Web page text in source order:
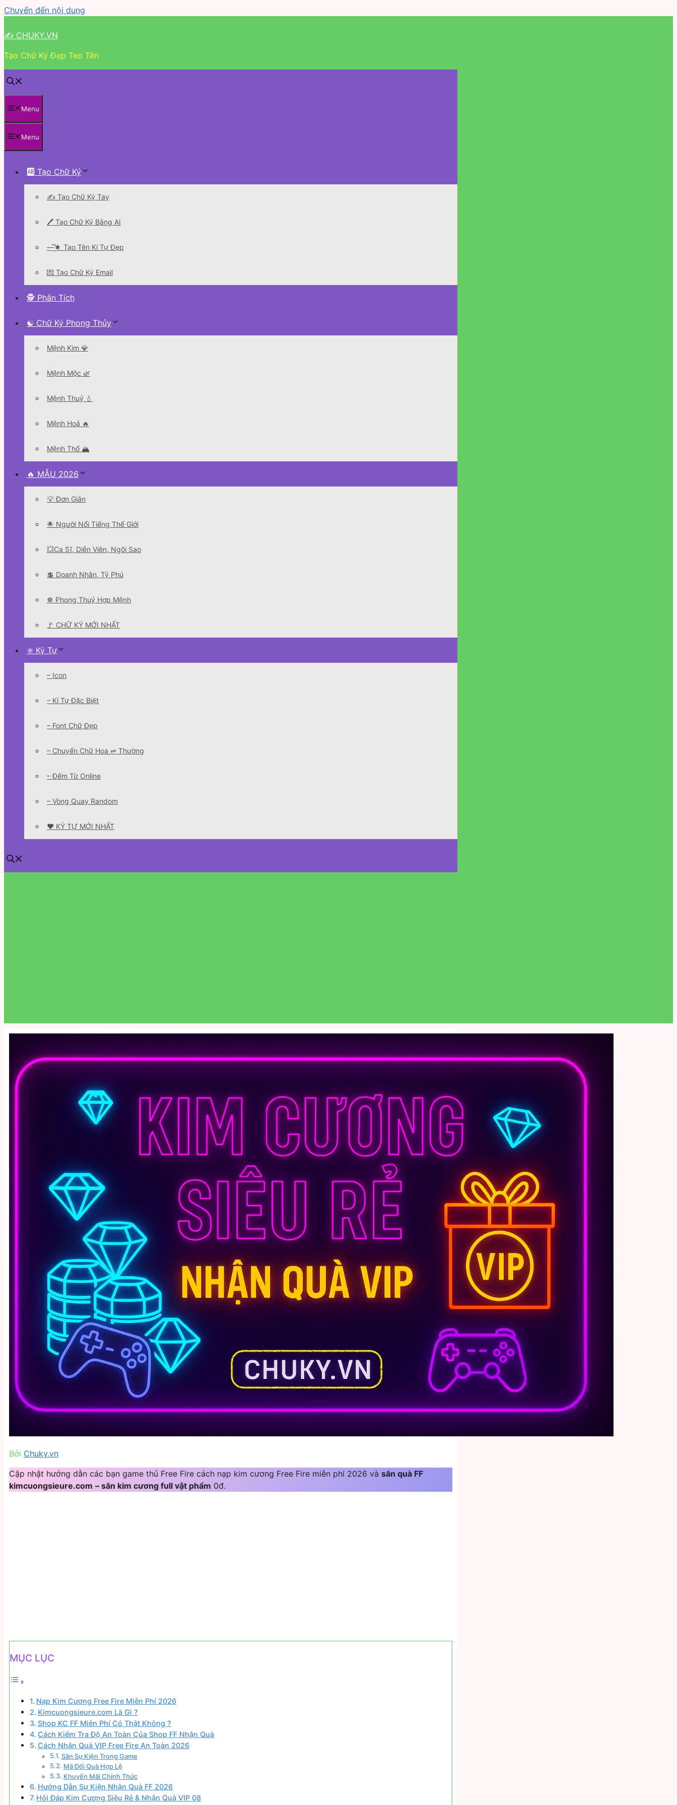
Chuyển đến nội dung
✍ CHUKY.VN
Tạo Chữ Ký Đẹp Teo Tên
Menu
Menu
🆎 Tạo Chữ Ký
✍️ Tạo Chữ Ký Tay
🖊 Tạo Chữ Ký Bằng AI
—͟͞͞★ Tạo Tên Kí Tự Đẹp
💌 Tạo Chữ Ký Email
🕵 Phân Tích
☯ Chữ Ký Phong Thủy
Mệnh Kim 💎
Mệnh Mộc 🌿
Mệnh Thuỷ 💧
Mệnh Hoả 🔥
Mệnh Thổ 🏔️
🔥 MẪU 2026
💡 Đơn Giản
🌟 Người Nổi Tiếng Thế Giới
💥Ca Sĩ, Diễn Viên, Ngôi Sao
💲 Doanh Nhân, Tỷ Phú
☸️ Phong Thuỷ Hợp Mệnh
🚩 CHỮ KÝ MỚI NHẤT
✳️ Ký Tự
– Icon
– Kí Tự Đặc Biệt
– Font Chữ Đẹp
– Chuyển Chữ Hoa ⇌ Thường
– Đếm Từ Online
– Vòng Quay Random
❤️ KÝ TỰ MỚI NHẤT
Bởi Chuky.vn
Cập nhật hướng dẫn các bạn game thủ Free Fire cách nạp kim cương Free Fire miễn phí 2026 và săn quà FF
kimcuongsieure.com – săn kim cương full vật phẩm 0đ.
MỤC LỤC
Nạp Kim Cương Free Fire Miễn Phí 2026
Kimcuongsieure.com Là Gì ?
Shop KC FF Miễn Phí Có Thật Không ?
Cách Kiểm Tra Độ An Toàn Của Shop FF Nhận Quà
Cách Nhận Quà VIP Free Fire An Toàn 2026
Săn Sự Kiện Trong Game
Mã Đổi Quà Hợp Lệ
Khuyến Mãi Chính Thức
Hướng Dẫn Sự Kiện Nhận Quà FF 2026
Hỏi Đáp Kim Cương Siêu Rẻ & Nhận Quà VIP 08